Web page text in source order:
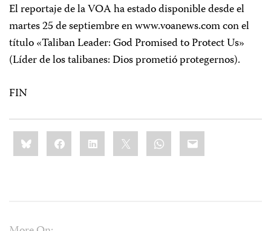
El reportaje de la VOA ha estado disponible desde el
martes 25 de septiembre en www.voanews.com con el
título «Taliban Leader: God Promised to Protect Us»
(Líder de los talibanes: Dios prometió protegernos).
FIN
Share
this:BlueskyFacebookLinkedIn WhatsApp
Email